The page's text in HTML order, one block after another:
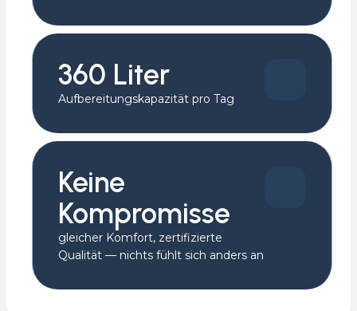
360 Liter
Aufbereitungskapazität pro Tag
Keine
Kompromisse
gleicher Komfort, zertifizierte
Qualität — nichts fühlt sich anders an